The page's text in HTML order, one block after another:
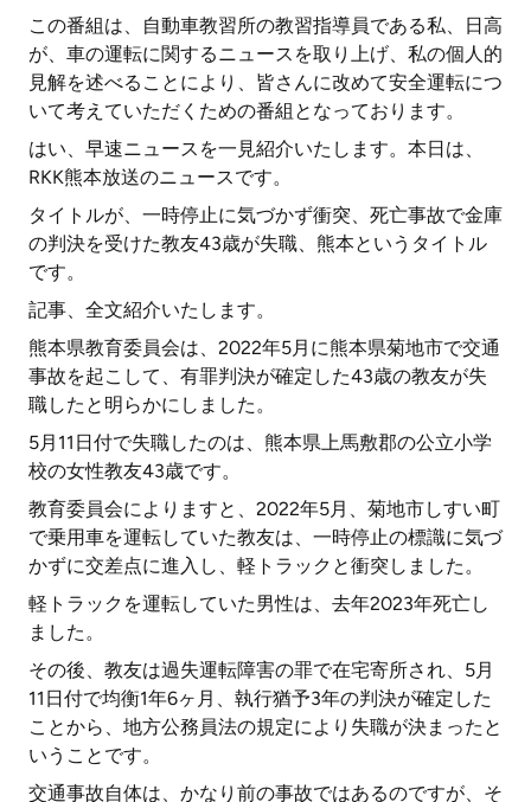
この番組は、自動車教習所の教習指導員である私、日高
が、車の運転に関するニュースを取り上げ、私の個人的
見解を述べることにより、皆さんに改めて安全運転につ
いて考えていただくための番組となっております。
はい、早速ニュースを一見紹介いたします。本日は、
RKK熊本放送のニュースです。
タイトルが、一時停止に気づかず衝突、死亡事故で金庫
の判決を受けた教友43歳が失職、熊本というタイトル
です。
記事、全文紹介いたします。
熊本県教育委員会は、2022年5月に熊本県菊地市で交通
事故を起こして、有罪判決が確定した43歳の教友が失
職したと明らかにしました。
5月11日付で失職したのは、熊本県上馬敷郡の公立小学
校の女性教友43歳です。
教育委員会によりますと、2022年5月、菊地市しすい町
で乗用車を運転していた教友は、一時停止の標識に気づ
かずに交差点に進入し、軽トラックと衝突しました。
軽トラックを運転していた男性は、去年2023年死亡し
ました。
その後、教友は過失運転障害の罪で在宅寄所され、5月
11日付で均衡1年6ヶ月、執行猶予3年の判決が確定した
ことから、地方公務員法の規定により失職が決まったと
いうことです。
交通事故自体は、かなり前の事故ではあるのですが、そ